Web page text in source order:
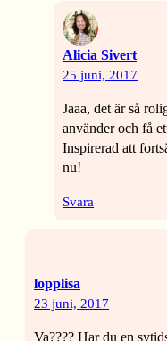
Alicia Sivert
25 juni, 2017
Jaaa, det är så
använder och få
Inspirerad att
nu!
Svara
lopplisa
23 juni, 2017
Va???? Har du en